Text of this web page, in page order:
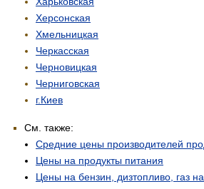
Херсонская
Хмельницкая
Черкасская
Черновицкая
Черниговская
г.Киев
См. также:
Средние цены производителей
Цены на продукты питания
Цены на бензин, дизтопливо, газ